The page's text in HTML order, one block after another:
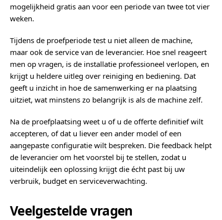
mogelijkheid gratis aan voor een periode van twee tot vier
weken.
Tijdens de proefperiode test u niet alleen de machine,
maar ook de service van de leverancier. Hoe snel reageert
men op vragen, is de installatie professioneel verlopen, en
krijgt u heldere uitleg over reiniging en bediening. Dat
geeft u inzicht in hoe de samenwerking er na plaatsing
uitziet, wat minstens zo belangrijk is als de machine zelf.
Na de proefplaatsing weet u of u de offerte definitief wilt
accepteren, of dat u liever een ander model of een
aangepaste configuratie wilt bespreken. Die feedback helpt
de leverancier om het voorstel bij te stellen, zodat u
uiteindelijk een oplossing krijgt die écht past bij uw
verbruik, budget en serviceverwachting.
Veelgestelde vragen